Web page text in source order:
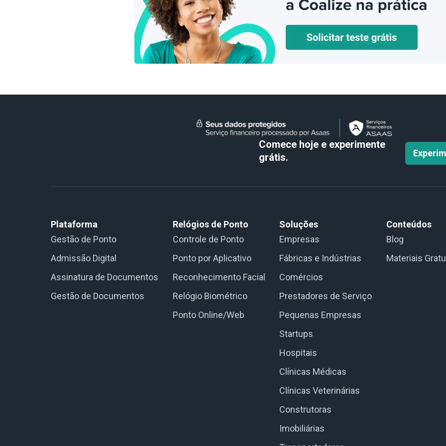
Comece hoje e experimente
grátis.
Plataforma
Gestão de Ponto
Admissão Digital
Assinatura de Documentos
Gestão de Documentos
Relógios de Ponto
Controle de Ponto
Ponto por Aplicativo
Reconhecimento Facial
Relógio Biométrico
Ponto Online/Web
Soluções
Empresas
Fábricas e Indústrias
Comércios
Prestadores de Serviço
Pequenas Empresas
Startups
Hospitais
Clínicas Médicas
Clínicas Veterinárias
Construtoras
Imobiliárias
Conteúdos
Blog
Materiais